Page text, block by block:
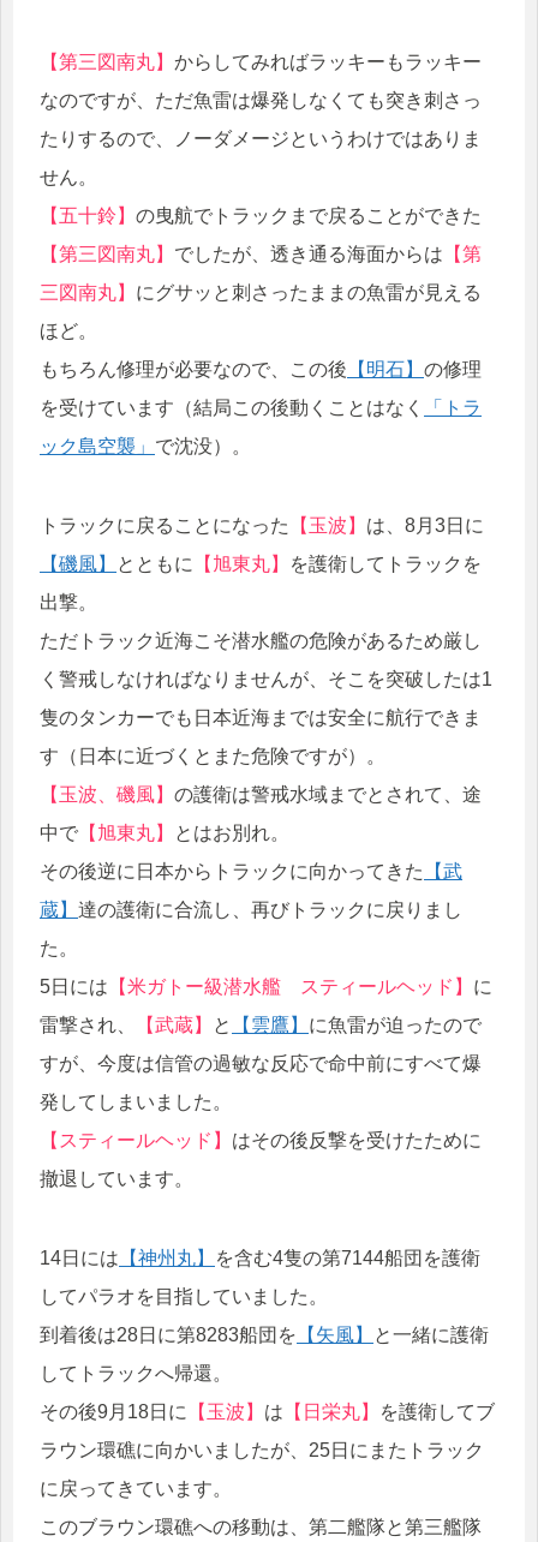
【第三図南丸】 からしてみればラッキーもラッキー
なのですが、ただ魚雷は爆発しなくても突き刺さっ
たりするので、ノーダメージというわけではありま
せん。
【五十鈴】 の曳航でトラックまで戻ることができた
【第三図南丸】 でしたが、透き通る海面からは 【第
三図南丸】 にグサッと刺さったままの魚雷が見える
ほど。
もちろん修理が必要なので、この後 【明石】 の修理
を受けています（結局この後動くことはなく
「トラ
ック島空襲」 で沈没）。
トラックに戻ることになった 【玉波】 は、8月3日に
【磯風】
とともに 【旭東丸】
を護衛してトラックを
出撃。
ただトラック近海こそ潜水艦の危険があるため厳し
く警戒しなければなりませんが、そこを突破したは1
隻のタンカーでも日本近海までは安全に航行できま
す（日本に近づくとまた危険ですが）。
【玉波、磯風】 の護衛は警戒水域までとされて、途
中で 【旭東丸】
とはお別れ。
その後逆に日本からトラックに向かってきた
【武
蔵】 達の護衛に合流し、再びトラックに戻りまし
た。
5日には 【米ガトー級潜水艦 スティールヘッド】 に
雷撃され、
【武蔵】 と 【雲鷹】 に魚雷が迫ったので
すが、今度は信管の過敏な反応で命中前にすべて爆
発してしまいました。
【スティールヘッド】 はその後反撃を受けたために
撤退しています。
14日には 【神州丸】
を含む4隻の第7144船団を護衛
してパラオを目指していました。
到着後は28日に第8283船団を 【矢風】
と一緒に護衛
してトラックへ帰還。
その後9月18日に
【玉波】 は 【日栄丸】
を護衛してブ
ラウン環礁に向かいましたが、25日にまたトラック
に戻ってきています。
このブラウン環礁への移動は、第二艦隊と第三艦隊